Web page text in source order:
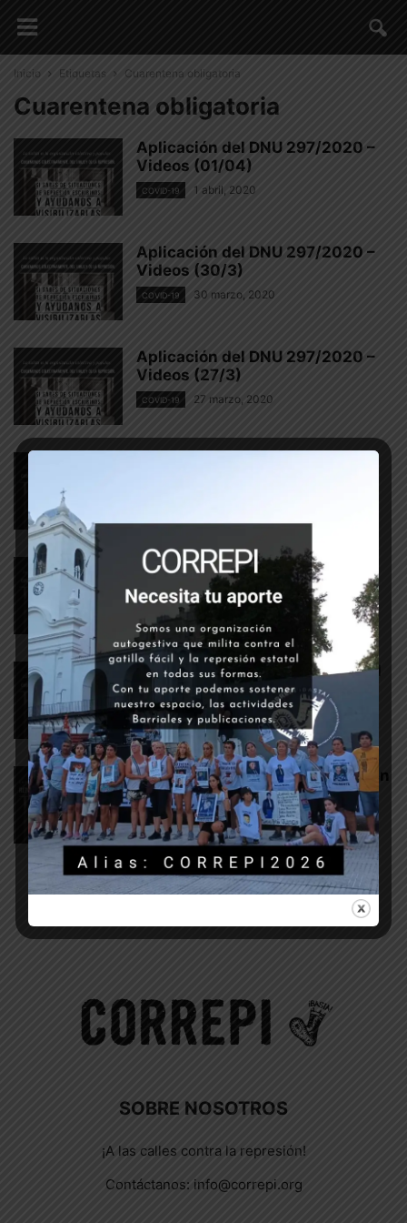
Inicio Etiquetas Cuarentena obligatoria
Cuarentena obligatoria
Aplicación del DNU 297/2020 –
Videos (01/04)
COVID-19 1 abril, 2020
Aplicación del DNU 297/2020 –
Videos (30/3)
COVID-19 30 marzo, 2020
Aplicación del DNU 297/2020 –
Videos (27/3)
COVID-19 27 marzo, 2020
Aplicación del DNU 297/2020 –
Videos (25/3)
COVID-19 25 marzo, 2020
Cuarto reporte de aplicación del
DNU 297/2020
COVID-19 25 marzo, 2020
Tercer reporte de detenciones en
todo el país por DNU 297/2020
COVID-19 23 marzo, 2020
1 2
SOBRE NOSOTROS
¡A las calles contra la represión!
Contáctanos: info@correpi.org